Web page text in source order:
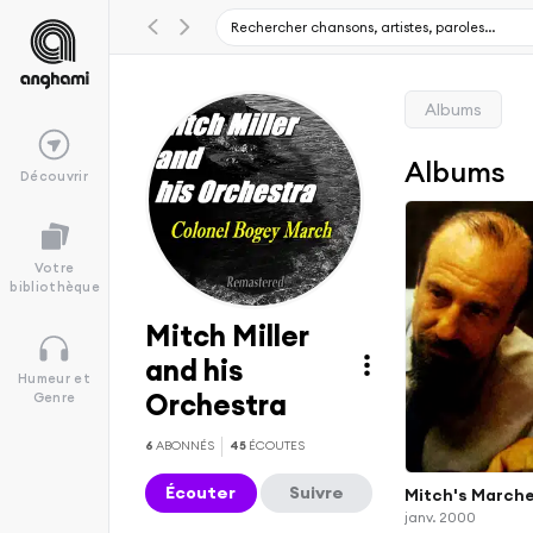
Découvrir
Votre
bibliothèque
Humeur et
Genre
Mitch Miller
and his
Orchestra
6 ABONNÉS 45 ÉCOUTES
Écouter Suivre
Albums
Albums
Mitch's
janv. 2000